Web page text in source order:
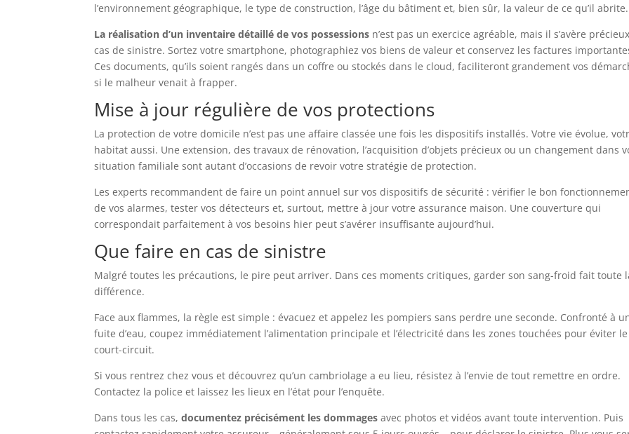
l’environnement géographique, le type de construction, l’âge du bâtiment et, bien sûr, la valeur de ce qu’il abrite.
La réalisation d’un inventaire détaillé de vos possessions n’est pas un exercice agréable, mais il s’avère
cas de sinistre. Sortez votre smartphone, photographiez vos biens de valeur et conservez les factures
Ces documents, qu’ils soient rangés dans un coffre ou stockés dans le cloud, faciliteront grandement vos
si le malheur venait à frapper.
Mise à jour régulière de vos protections
La protection de votre domicile n’est pas une affaire classée une fois les dispositifs installés. Votre vie évolue,
habitat aussi. Une extension, des travaux de rénovation, l’acquisition d’objets précieux ou un changement dans
situation familiale sont autant d’occasions de revoir votre stratégie de protection.
Les experts recommandent de faire un point annuel sur vos dispositifs de sécurité : vérifier le bon
de vos alarmes, tester vos détecteurs et, surtout, mettre à jour votre assurance maison. Une couverture qui
correspondait parfaitement à vos besoins hier peut s’avérer insuffisante aujourd’hui.
Que faire en cas de sinistre
Malgré toutes les précautions, le pire peut arriver. Dans ces moments critiques, garder son sang-froid fait toute
différence.
Face aux flammes, la règle est simple : évacuez et appelez les pompiers sans perdre une seconde. Confronté à
fuite d’eau, coupez immédiatement l’alimentation principale et l’électricité dans les zones touchées pour éviter le
court-circuit.
Si vous rentrez chez vous et découvrez qu’un cambriolage a eu lieu, résistez à l’envie de tout remettre en ordre.
Contactez la police et laissez les lieux en l’état pour l’enquête.
Dans tous les cas,documentez précisément les dommages avec photos et vidéos avant toute intervention. Puis